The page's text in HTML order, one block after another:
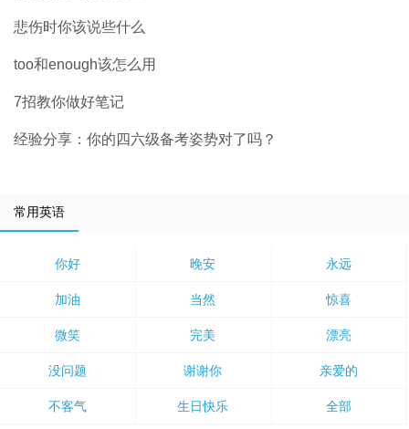
悲伤时你该说些什么
too和enough该怎么用
7招教你做好笔记
经验分享：你的四六级备考姿势对了吗？
常用英语
你好 晚安 永远
加油 当然 惊喜
微笑 完美 漂亮
没问题 谢谢你 亲爱的
不客气 生日快乐 全部